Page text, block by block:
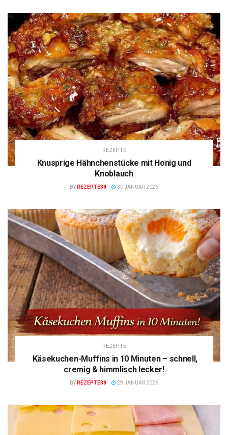
REZEPTE
Knusprige Hähnchenstücke mit Honig und
Knoblauch
BY REZEPTE38 30 JANUAR 2026
REZEPTE
Käsekuchen-Muffins in 10 Minuten – schnell,
cremig & himmlisch lecker!
BY REZEPTE38 29 JANUAR 2026